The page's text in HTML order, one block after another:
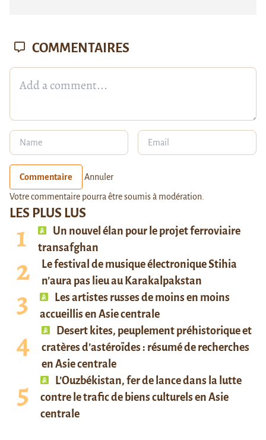
LES PLUS LUS
Un nouvel élan pour le projet ferroviaire
transafghan
Le festival de musique électronique Stihia
n’aura pas lieu au Karakalpakstan
Les artistes russes de moins en moins
accueillis en Asie centrale
Desert kites, peuplement préhistorique et
cratères d’astéroïdes : résumé de recherches
en Asie centrale
L’Ouzbékistan, fer de lance dans la lutte
contre le trafic de biens culturels en Asie
centrale
COMMENTAIRES
Commentaire Annuler
Votre commentaire pourra être soumis à modération.